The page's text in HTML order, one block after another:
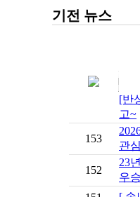
기전 뉴스
[반
고~
153
관
152
23
우승